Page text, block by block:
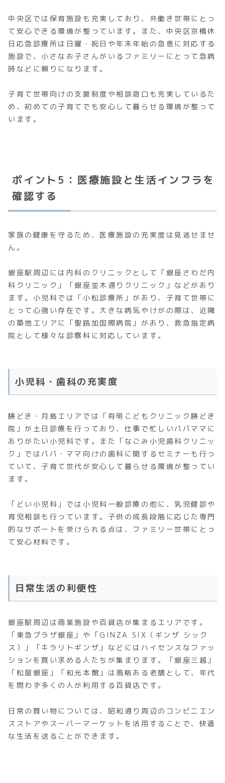
中央区では保育施設も充実しており、共働き世帯にとっ
て安心できる環境が整っています。また、中央区京橋休
日応急診療所は日曜・祝日や年末年始の急患に対応する
施設で、小さなお子さんがいるファミリーにとって急病
時などに頼りになります。
子育て世帯向けの支援制度や相談窓口も充実しているた
め、初めての子育てでも安心して暮らせる環境が整って
います。
ポイント5：医療施設と生活インフラを
確認する
家族の健康を守るため、医療施設の充実度は見逃せませ
ん。
銀座駅周辺には内科のクリニックとして「銀座さわだ内
科クリニック」「銀座並木通りクリニック」などがあり
ます。小児科では「小松診療所」があり、子育て世帯に
とって心強い存在です。大きな病気やけがの際は、近隣
の築地エリアに「聖路加国際病院」があり、救急指定病
院として様々な診察科に対応しています。
小児科・歯科の充実度
勝どき・月島エリアでは「有明こどもクリニック勝どき
院」が土日診療を行っており、仕事で忙しいパパママに
ありがたい小児科です。また「なごみ小児歯科クリニッ
ク」ではパパ・ママ向けの歯科に関するセミナーも行っ
ていて、子育て世代が安心して暮らせる環境が整ってい
ます。
「どい小児科」では小児科一般診療の他に、乳児健診や
育児相談も行っています。子供の成長段階に応じた専門
的なサポートを受けられる点は、ファミリー世帯にとっ
て安心材料です。
日常生活の利便性
銀座駅周辺は商業施設や百貨店が集まるエリアです。
「東急プラザ銀座」や「GINZA SIX（ギンザ シック
ス）」「キラリトギンザ」などにはハイセンスなファッ
ションを買い求める人たちが集まります。「銀座三越」
「松屋銀座」「和光本館」は風格ある老舗として、年代
を問わず多くの人が利用する百貨店です。
日常の買い物については、昭和通り周辺のコンビニエン
スストアやスーパーマーケットを活用することで、快適
な生活を送ることができます。